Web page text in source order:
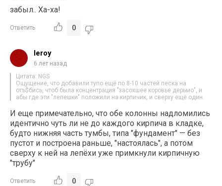
забыл.. Ха-ха!
Ответить 0
leroy
6 лет назад
Цитата: NGS
Ощущение, что добавили тупо ещё по 8-10 частей песка на
отъ$бись, чтоб была концентрация "засохшее коровье дерьмо", и
абы где эти "лепешки" положили на кирпичик, и сверху ещё один.
И еще примечательно, что обе колонны надломились
идентично чуть ли не до каждого кирпича в кладке,
будто нижняя часть тумбы, типа "фундамент" — без
пустот и построена раньше, "настоялась", а потом
сверху к ней на лепёхи уже примкнули кирпичную
"трубу"
Ответить 0